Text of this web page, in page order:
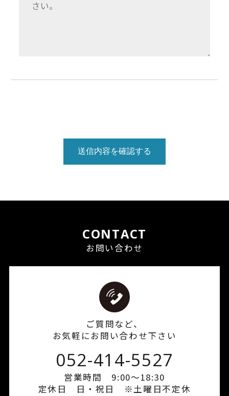
送信内容を確認する
CONTACT
お問い合わせ
ご質問など、
お気軽にお問い合わせ下さい
052-414-5527
営業時間 9:00～18:30
定休日 日・祝日 ※土曜日不定休